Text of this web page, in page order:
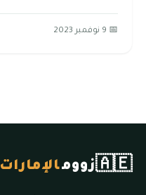
📅 9 نوفمبر 2023
🇦🇪زوومالإمارات